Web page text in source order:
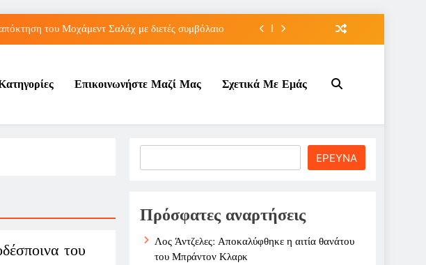
του Μοχάμεντ Σαλάχ με διετές συμβόλαιο
για τη Σάκκαρη από την Γκοφ στον τρίτο γύρο
του Μοχάμεντ Σαλάχ με διετές συμβόλαιο
θέση για τον Τζαμτζή, πρόκριση για τη Ρούσσου
Επικοινωνήστε Μαζί Μας Σχετικά Με Εμάς
του
ΕΡΕΥΝΑ
Πρόσφατες αναρτήσεις
Λος Άντζελες: Αποκαλύφθηκε η αιτία θανάτου
του Μπράντον Κλαρκ